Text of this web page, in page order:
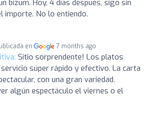
bizum. Hoy, 4 días después, sigo sin
importe. No lo entiendo.
en 7 months ago
Sitio sorprendente! Los platos
súper rápido y efectivo. La carta
con una gran variedad.
algún espectáculo el viernes o el